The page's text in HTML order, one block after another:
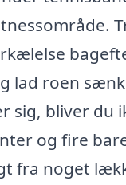
lad roen
sig, bliver du
og fire
fra noget